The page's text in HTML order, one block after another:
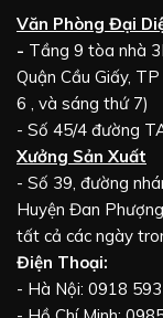
Văn Phòng Đại
- Tầng 9 tòa nhà
Quận Cầu Giấy,
6 , và sáng thứ 7)
- Số 45/4 đường
Xưởng Sản Xuất
- Số 39, đường
Huyện Đan
tất cả các ngày
Điện Thoại:
- Hà Nội: 0918